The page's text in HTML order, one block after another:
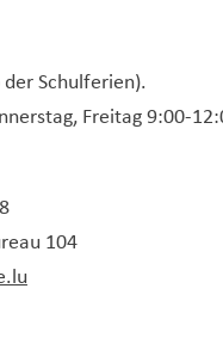
Schulferien).
Freitag 9:00-
104